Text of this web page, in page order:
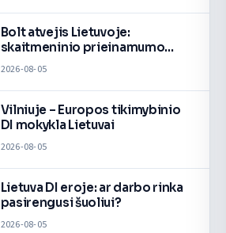
Bolt atvejis Lietuvoje:
skaitmeninio prieinamumo
2026-08-05
Vilniuje – Europos tikimybinio
DI mokykla Lietuvai
2026-08-05
Lietuva DI eroje: ar darbo rinka
pasirengusi šuoliui?
2026-08-05